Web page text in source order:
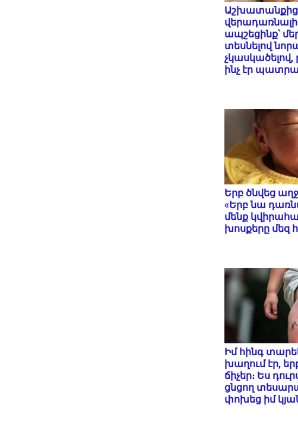
Աշխատանքից
ապշեցինք՝
տեսնելով
ինչ էր
Երբ ծնվեց
«Երբ նա
մենք
խոսքերը մեզ
Իմ հինգ
խաղում էր,
ճիչեր։ Ես
ցնցող
փոխեց իմ